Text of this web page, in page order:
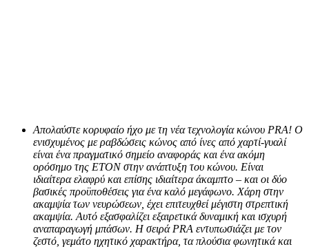
Απολαύστε κορυφαίο ήχο με τη νέα τεχνολογία κώνου PRA! Ο
ενισχυμένος με ραβδώσεις κώνος από ίνες από χαρτί-γυαλί
είναι ένα πραγματικό σημείο αναφοράς και ένα ακόμη
ορόσημο της ETON στην ανάπτυξη του κώνου. Είναι
ιδιαίτερα ελαφρύ και επίσης ιδιαίτερα άκαμπτο – και οι δύο
βασικές προϋποθέσεις για ένα καλό μεγάφωνο. Χάρη στην
ακαμψία των νευρώσεων, έχει επιτευχθεί μέγιστη στρεπτική
ακαμψία. Αυτό εξασφαλίζει εξαιρετικά δυναμική και ισχυρή
αναπαραγωγή μπάσων. Η σειρά PRA εντυπωσιάζει με τον
ζεστό, γεμάτο ηχητικό χαρακτήρα, τα πλούσια φωνητικά και